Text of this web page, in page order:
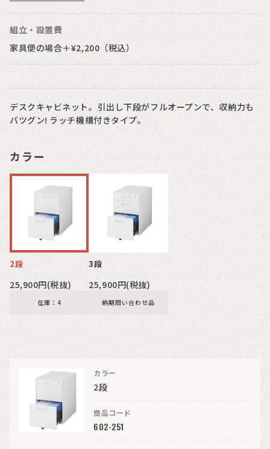
組立・設置費
家具便の場合＋¥2,200（税込）
デスクキャビネット。引出し下段がフルオープンで、収納力も
バツグン! ラッチ機構付きタイプ。
カラー
2段
25,900円(税抜)
在庫：4
3段
25,900円(税抜)
納期問い合わせ品
カラー
2段
商品コード
602-251